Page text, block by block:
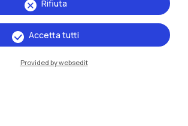
Rifiuta
Accetta tutti
Provided by websedit